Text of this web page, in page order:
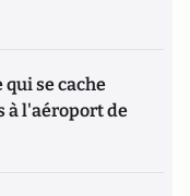
qui se cache
à l'aéroport de